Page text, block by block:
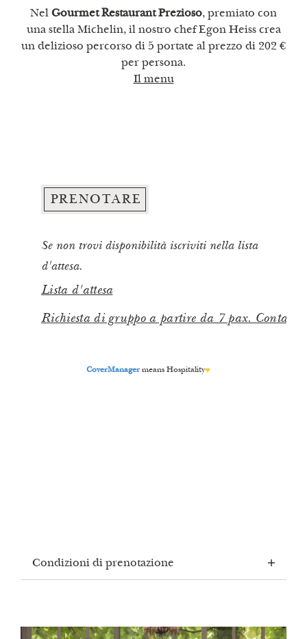
Nel Gourmet Restaurant Prezioso, premiato con
una stella Michelin, il nostro chef Egon Heiss crea
un delizioso percorso di 5 portate al prezzo di 202 €
per persona.
Il menu
Condizioni di prenotazione